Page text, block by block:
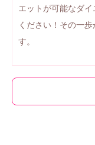
エットが可能なダ
ください！その一
す。